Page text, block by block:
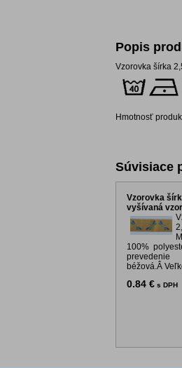
Popis
Vzorovka šírka
Hmotnosť
Súvisiace
Vzorovka
vyšívaná
100%
béžová.Â
0.84 € s DPH